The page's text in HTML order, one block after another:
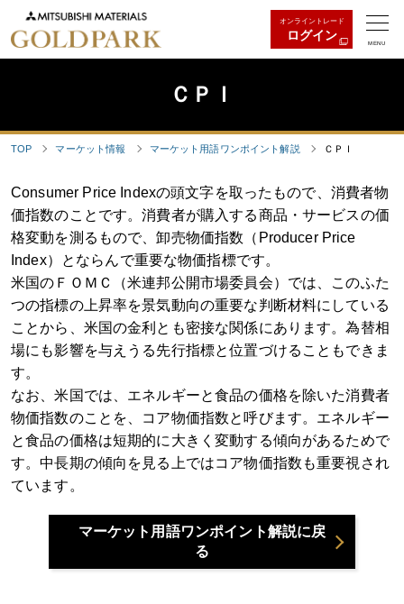
オンライントレード
ログイン
MENU
ＣＰＩ
TOP マーケット情報 マーケット用語ワンポイント解説 ＣＰＩ
Consumer Price Indexの頭文字を取ったもので、消費者物
価指数のことです。消費者が購入する商品・サービスの価
格変動を測るもので、卸売物価指数（Producer Price
Index）とならんで重要な物価指標です。
米国のＦＯＭＣ（米連邦公開市場委員会）では、このふた
つの指標の上昇率を景気動向の重要な判断材料にしている
ことから、米国の金利とも密接な関係にあります。為替相
場にも影響を与えうる先行指標と位置づけることもできま
す。
なお、米国では、エネルギーと食品の価格を除いた消費者
物価指数のことを、コア物価指数と呼びます。エネルギー
と食品の価格は短期的に大きく変動する傾向があるためで
す。中長期の傾向を見る上ではコア物価指数も重要視され
ています。
マーケット用語ワンポイント解説に戻
る